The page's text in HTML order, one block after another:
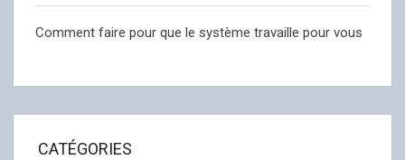
Comment faire pour que le système travaille pour vous
CATÉGORIES